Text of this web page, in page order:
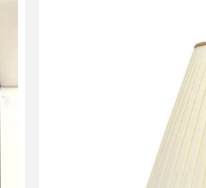
و ترفندها
داخلی و
خانه (جدیدترین